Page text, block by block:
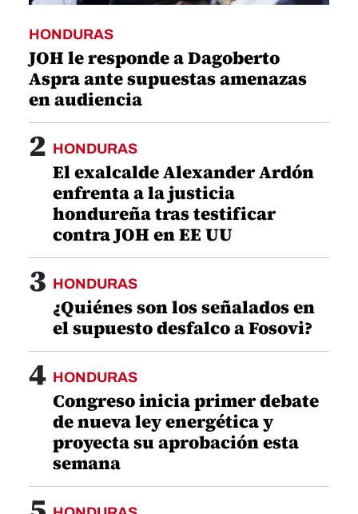
HONDURAS
JOH le responde a Dagoberto
Aspra ante supuestas amenazas
en audiencia
2 HONDURAS
El exalcalde Alexander Ardón
enfrenta a la justicia
hondureña tras testificar
contra JOH en EE UU
3 HONDURAS
¿Quiénes son los señalados en
el supuesto desfalco a Fosovi?
4 HONDURAS
Congreso inicia primer debate
de nueva ley energética y
proyecta su aprobación esta
semana